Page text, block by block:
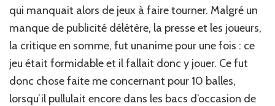
qui manquait alors de jeux à faire tourner. Malgré un
manque de publicité délétère, la presse et les joueurs,
la critique en somme, fut unanime pour une fois : ce
jeu était formidable et il fallait donc y jouer. Ce fut
donc chose faite me concernant pour 10 balles,
lorsqu’il pullulait encore dans les bacs d’occasion de